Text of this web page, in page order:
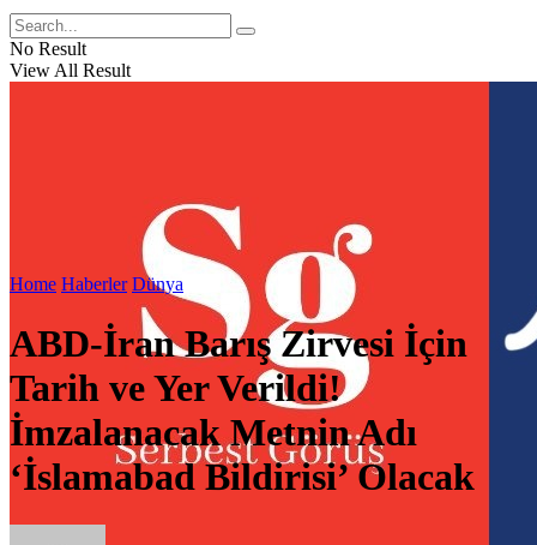
No Result
View All Result
Home Haberler Dünya
ABD-İran Barış Zirvesi İçin
Tarih ve Yer Verildi!
İmzalanacak Metnin Adı
‘İslamabad Bildirisi’ Olacak